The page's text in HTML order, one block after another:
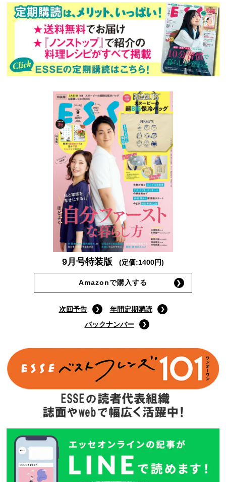
9月号特装版 (定価:1400円)
Amazonで購入する
次回予告
年間定期購読
バックナンバー